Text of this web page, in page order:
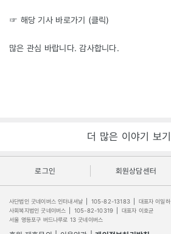
☞ 해당 기사 바로가기 (클릭)
많은 관심 바랍니다. 감사합니다.
더 많은 이야기 보기
로그인 회원상담센터
사단법인 굿네이버스 인터내셔날 105-82-13183
대표자 이일하
사회복지법인 굿네이버스
105-82-10319
대표자 이호균
서울 영등포구 버드나루로 13 굿네이버스